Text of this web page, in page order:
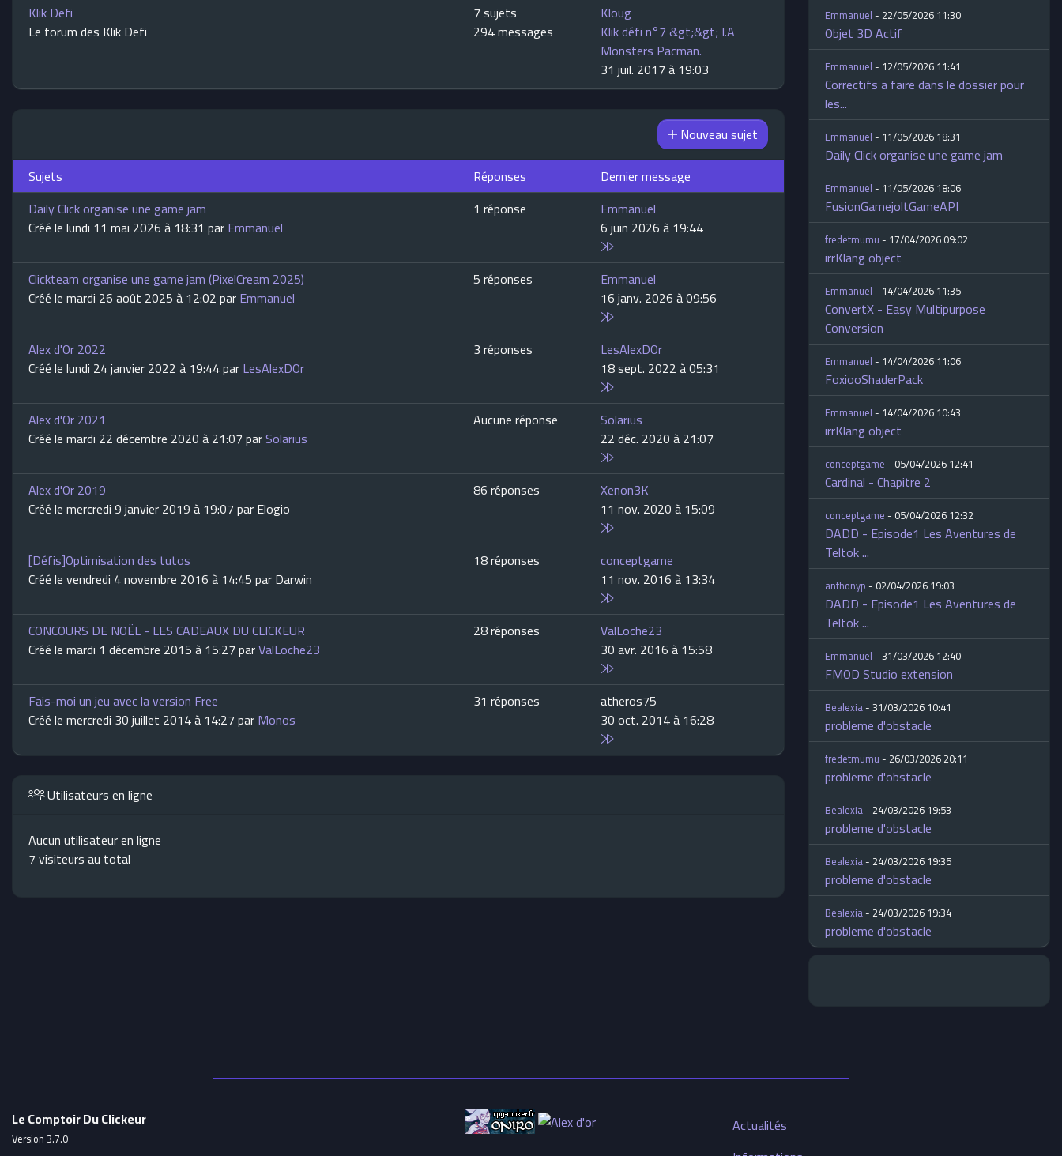
Klik Defi
Le forum des Klik Defi
7 sujets
294 messages
Kloug
Klik défi n°7 &gt;&gt; I.A
Monsters Pacman.
31 juil. 2017 à 19:03
Nouveau sujet
Sujets
Réponses
Dernier message
Daily Click organise une game jam
Créé le lundi 11 mai 2026 à 18:31 parEmmanuel
1 réponse
Emmanuel
6 juin 2026 à 19:44
Clickteam organise une game jam (PixelCream 2025)
Créé le mardi 26 août 2025 à 12:02 parEmmanuel
5 réponses
Emmanuel
16 janv. 2026 à 09:56
Alex d'Or 2022
Créé le lundi 24 janvier 2022 à 19:44 parLesAlexDOr
3 réponses
LesAlexDOr
18 sept. 2022 à 05:31
Alex d'Or 2021
Créé le mardi 22 décembre 2020 à 21:07 parSolarius
Aucune réponse
Solarius
22 déc. 2020 à 21:07
Alex d'Or 2019
Créé le mercredi 9 janvier 2019 à 19:07 par Elogio
86 réponses
Xenon3K
11 nov. 2020 à 15:09
[Défis]Optimisation des tutos
Créé le vendredi 4 novembre 2016 à 14:45 par Darwin
18 réponses
conceptgame
11 nov. 2016 à 13:34
CONCOURS DE NOËL - LES CADEAUX DU CLICKEUR
Créé le mardi 1 décembre 2015 à 15:27 parValLoche23
28 réponses
ValLoche23
30 avr. 2016 à 15:58
Fais-moi un jeu avec la version Free
Créé le mercredi 30 juillet 2014 à 14:27 parMonos
31 réponses
atheros75
30 oct. 2014 à 16:28
Utilisateurs en ligne
Aucun utilisateur en ligne
7 visiteurs au total
Emmanuel- 22/05/2026 11:30
Objet 3D Actif
Emmanuel- 12/05/2026 11:41
Correctifs a faire dans le dossier pour
les...
Emmanuel- 11/05/2026 18:31
Daily Click organise une game jam
Emmanuel- 11/05/2026 18:06
FusionGamejoltGameAPI
fredetmumu- 17/04/2026 09:02
irrKlang object
Emmanuel- 14/04/2026 11:35
ConvertX - Easy Multipurpose
Conversion
Emmanuel- 14/04/2026 11:06
FoxiooShaderPack
Emmanuel- 14/04/2026 10:43
irrKlang object
conceptgame- 05/04/2026 12:41
Cardinal - Chapitre 2
conceptgame- 05/04/2026 12:32
DADD - Episode1 Les Aventures de
Teltok ...
anthonyp- 02/04/2026 19:03
DADD - Episode1 Les Aventures de
Teltok ...
Emmanuel- 31/03/2026 12:40
FMOD Studio extension
Bealexia- 31/03/2026 10:41
probleme d'obstacle
fredetmumu- 26/03/2026 20:11
probleme d'obstacle
Bealexia- 24/03/2026 19:53
probleme d'obstacle
Bealexia- 24/03/2026 19:35
probleme d'obstacle
Bealexia- 24/03/2026 19:34
probleme d'obstacle
Le Comptoir Du Clickeur
Version 3.7.0
Actualités